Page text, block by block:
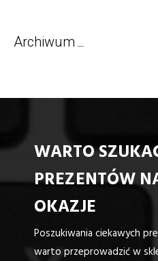
Archiwum
WARTO
PREZENTÓW
OKAZJE
Poszukiwania ciekawych
warto przeprowadzić w